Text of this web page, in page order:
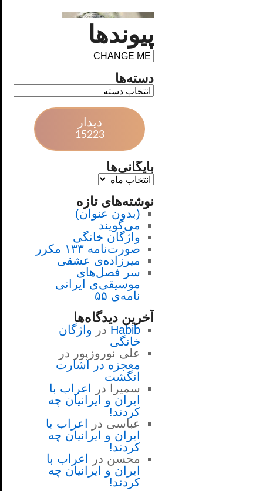
پیوندها
دسته‌ها
دیدار
15223
بایگانی‌ها
نوشته‌های تازه
(بدون عنوان)
می‌گویند
واژگان خانگی
صورت‌نامه ۱۳۳ مکرر
میرزاده‌ی عشقی
سر فصل‌هاى
موسيقى‌ی ايرانى
نامه‌ی ۵۵
آخرین دیدگاه‌ها
Habib در واژگان
خانگی
علی نوروزپور در
معجزه در اشارت
انگشت
سمیرا
در
اعراب با
ايران و ايرانيان چه
كردند!
عباسی در
اعراب با
ايران و ايرانيان چه
كردند!
محسن در
اعراب با
ايران و ايرانيان چه
كردند!